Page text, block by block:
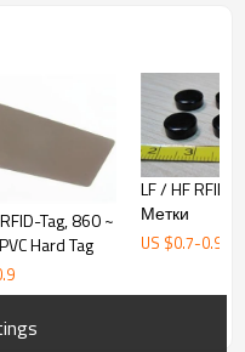
~ 65 ℃
-6C)
бит
Tag, 860 ~
Hard Tag
LF / HF RFID
Метки
US $0.7-0.9